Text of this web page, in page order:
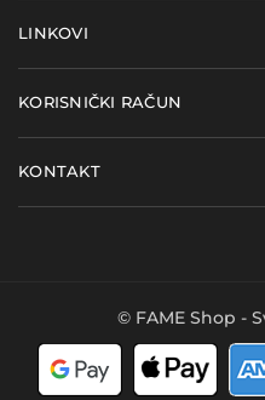
LINKOVI
KORISNIČKI RAČUN
KONTAKT
© FAME Shop -